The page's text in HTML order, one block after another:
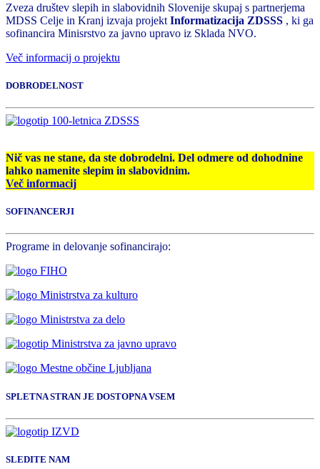
Zveza društev slepih in slabovidnih Slovenije skupaj s partnerjema
MDSS Celje in Kranj izvaja projekt Informatizacija ZDSSS , ki ga
sofinancira Minisrstvo za javno upravo iz Sklada NVO.
Več informacij o projektu
DOBRODELNOST
Nič vas ne stane, da ste dobrodelni. Del odmere od dohodnine
lahko namenite slepim in slabovidnim.
Več informacij
SOFINANCERJI
Programe in delovanje sofinancirajo:
SPLETNA STRAN JE DOSTOPNA VSEM
SLEDITE NAM